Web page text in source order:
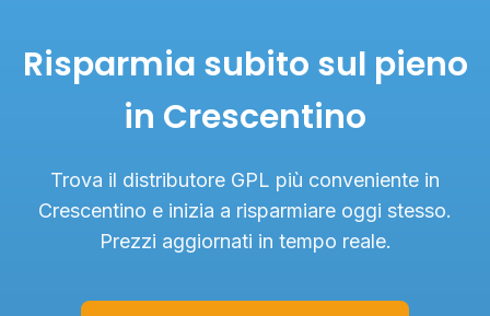
Risparmia subito sul pieno
in Crescentino
Trova il distributore GPL più conveniente in
Crescentino e inizia a risparmiare oggi stesso.
Prezzi aggiornati in tempo reale.